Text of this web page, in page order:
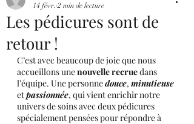
Les pédicures sont de
retour !
14 févr. 2 min de lecture
C’est avec beaucoup de joie que nous
accueillons une nouvelle recrue dans
l’équipe. Une personne douce, minutieuse
et passionnée, qui vient enrichir notre
univers de soins avec deux pédicures
spécialement pensées pour répondre à